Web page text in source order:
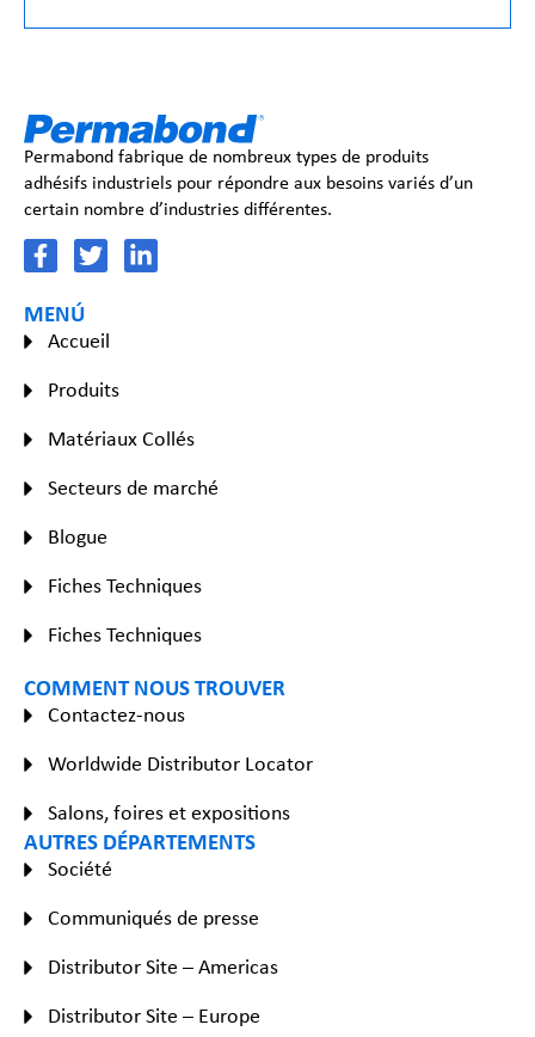
Permabond fabrique de nombreux types de produits
adhésifs industriels pour répondre aux besoins variés d’un
certain nombre d’industries différentes.
MENÚ
Accueil
Produits
Matériaux Collés
Secteurs de marché
Blogue
Fiches Techniques
Fiches Techniques
COMMENT NOUS TROUVER
Contactez-nous
Worldwide Distributor Locator
Salons, foires et expositions
AUTRES DÉPARTEMENTS
Société
Communiqués de presse
Distributor Site – Americas
Distributor Site – Europe